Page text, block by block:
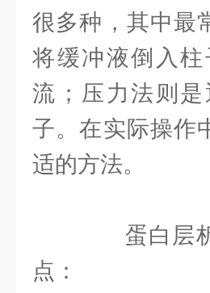
很多种，其中最
将缓冲液倒入
流；压力法则
子。在实际操作
适的方法。
蛋白层析
点：